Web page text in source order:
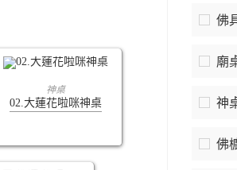
查看內容
神桌
02.大蓮花啦咪神桌
佛
廟
神
佛